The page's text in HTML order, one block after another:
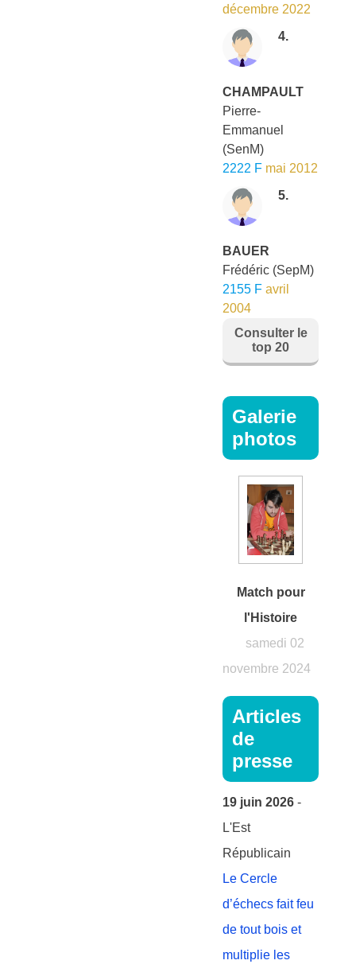
décembre 2022
4.
CHAMPAULT
Pierre-
Emmanuel
(SenM)
2222 F mai 2012
5.
BAUER
Frédéric (SepM)
2155 F avril
2004
Consulter le
top 20
Galerie
photos
Match pour
l'Histoire
samedi 02
novembre 2024
Articles
de
presse
19 juin 2026 -
L'Est
Républicain
Le Cercle
d’échecs fait feu
de tout bois et
multiplie les